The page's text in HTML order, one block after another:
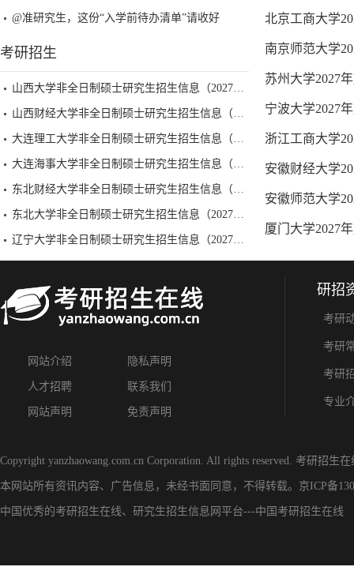
@准研究生，这份“入学前待办清单”请收好
考研招生
山西大学非全日制硕士研究生招生信息（2027级）
山西财经大学非全日制硕士研究生招生信息（2027级）
大连理工大学非全日制硕士研究生招生信息（2027级）
大连海事大学非全日制硕士研究生招生信息（2027级）
东北财经大学非全日制硕士研究生招生信息（2027级）
东北大学非全日制硕士研究生招生信息（2027级）
辽宁大学非全日制硕士研究生招生信息（2027级）
北京工商大学
南京师范大学
苏州大学2027
宁波大学2027
浙江工商大学
安徽财经大学
安徽师范大学
厦门大学2027
网站介绍 隐私声明
人才招聘 联系我们
网站声明 免责声明
研招
考研
考研
考研
专业
Copyright yanzhaowang.com.cn Corporation. All rights reserved. 考研招生在
本网站所有资讯内容、广告信息，未经书面同意，不得转载。 京ICP备
中国优秀的考研招生在线、 研究生招生信息网 平台---中国考研招生在线